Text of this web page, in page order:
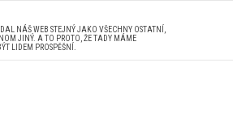
NÁŠ WEB STEJNÝ JAKO VŠECHNY OSTATNÍ,
JINÝ. A TO PROTO, ŽE TADY MÁME
LIDEM PROSPĚŠNÍ.